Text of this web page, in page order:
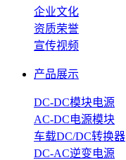
企业文化
资质荣誉
宣传视频
产品展示
DC-DC模块电源
AC-DC电源模块
车载DC/DC转换器
DC-AC逆变电源